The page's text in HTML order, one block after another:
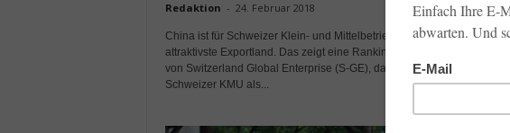
Redaktion - 24. Februar 2018 1
China ist für Schweizer Klein- und Mittelbetriebe das
attraktivste Exportland. Das zeigt eine Rankingstudie
von Switzerland Global Enterprise (S-GE), das für
Schweizer KMU als...
Georg